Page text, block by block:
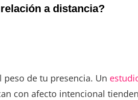
a distancia?
de tu presencia. Un
con afecto intencional